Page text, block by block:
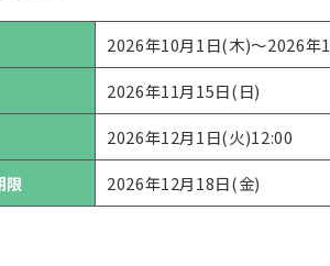
2026年10月1日(木)～2026年
2026年11月15日(日)
2026年12月1日(火)12:00
限
2026年12月18日(金)